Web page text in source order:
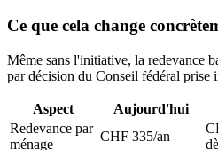
Ce que cela change
Même sans l'initiative, la redevance
par décision du Conseil fédéral prise
Aspect Aujourd'hui
Redevance par
ménage
CHF 335/an